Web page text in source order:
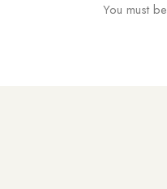
You must be